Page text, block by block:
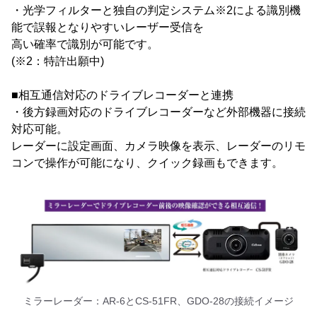
・光学フィルターと独自の判定システム※2による識別機
能で誤報となりやすいレーザー受信を
高い確率で識別が可能です。
(※2：特許出願中)
■相互通信対応のドライブレコーダーと連携
・後方録画対応のドライブレコーダーなど外部機器に接続
対応可能。
レーダーに設定画面、カメラ映像を表示、レーダーのリモ
コンで操作が可能になり、クイック録画もできます。
ミラーレーダー：AR-6とCS-51FR、GDO-28の接続イメージ